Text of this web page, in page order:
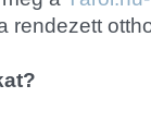
rendezett